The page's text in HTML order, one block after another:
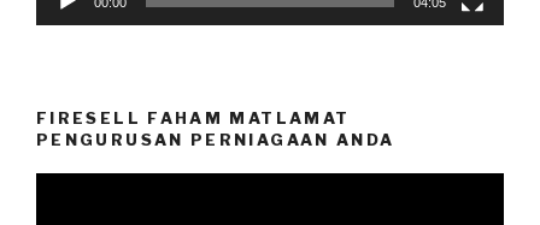
FIRESELL FAHAM MATLAMAT
PENGURUSAN PERNIAGAAN ANDA